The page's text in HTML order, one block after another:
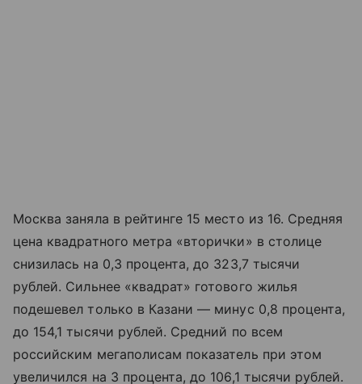
Москва заняла в рейтинге 15 место из 16. Средняя
цена квадратного метра «вторички» в столице
снизилась на 0,3 процента, до 323,7 тысячи
рублей. Сильнее «квадрат» готового жилья
подешевел только в Казани — минус 0,8 процента,
до 154,1 тысячи рублей. Средний по всем
российским мегаполисам показатель при этом
увеличился на 3 процента, до 106,1 тысячи рублей.